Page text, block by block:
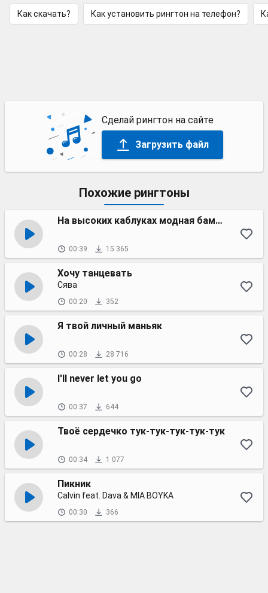
Как скачать? Как установить рингтон на телефон?
Сделай рингтон на сайте
Загрузить файл
Похожие рингтоны
На высоких каблуках модная бамбина
00:39 15 365
Хочу танцевать
Сява
00:20 352
Я твой личный маньяк
00:28 28 716
I'll never let you go
00:37 644
Твоё сердечко тук-тук-тук-тук-тук
00:34 1 077
Пикник
Calvin feat. Dava & MIA BOYKA
00:30 366